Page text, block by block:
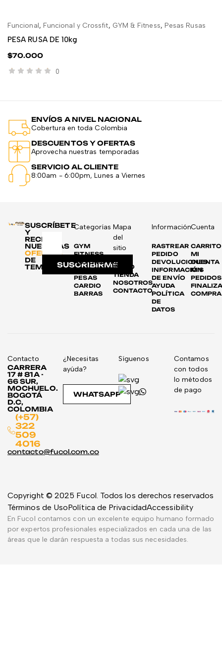
AÑADIR AL CARRITO
Funcional, Funcional y Crossfit, GYM & Fitness, Pesas Rusas
PESA RUSA DE 10kg
$70.000
0
ENVÍOS A NIVEL NACIONAL
Cobertura en toda Colombia
DESCUENTOS Y OFERTAS
Aprovecha nuestras temporadas
SERVICIO AL CLIENTE
8:00am - 6:00pm, Lunes a Viernes
SUSCRÍBETE
Y
RECIBE
NUESTRAS
OFERTAS
DE
TEMPORADASUSCRIBIRME
Categorías
GYM
FITNESS
AUTOMOTRIZ
DISCOS
PESAS
CARDIO
BARRAS
Mapa
del
sitio
INICIO
TIENDA
NOSOTROS
CONTACTO
Información
RASTREAR
PEDIDO
DEVOLUCIONES
INFORMACIÓN
DE ENVÍO
AYUDA
POLÍTICA
DE
DATOS
Cuenta
CARRITO
MI
CUENTA
MIS
PEDIDOS
COMPRA
Contacto
CARRERA
17 # 81A -
66 SUR,
MOCHUELO.
BOGOTÁ
D.C,
COLOMBIA
(+57)
322
509
4016
contacto@fucol.com.co
¿Necesitas
ayúda?
WHATSAPP
Síguenos
Contamos
con todos
lo métodos
de pago
Copyright © 2025 Fucol. Todos los derechos reservados
Términos de UsoPolítica de PrivacidadAccessibility
En Fucol contamos con un excelente equipo humano formado
por expertos profesionales especializados en cada una de las
áreas que le darán respuesta a todas sus necesidades.